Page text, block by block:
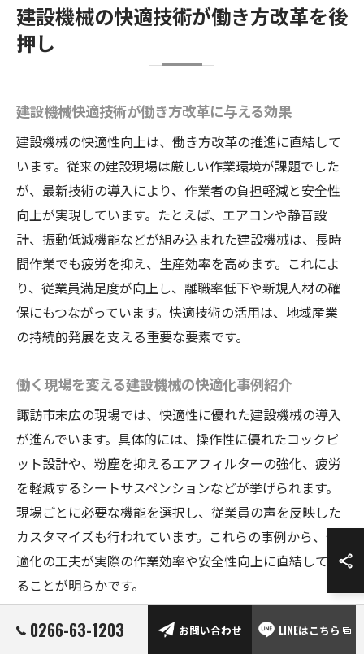
建設機械の快適技術が働き方改革を後
押し
建設機械快適技術が働き方改革に与える効果
建設機械の快適性向上は、働き方改革の推進に直結して
います。従来の建設現場は厳しい作業環境が課題でした
が、最新技術の導入により、作業者の負担軽減と安全性
向上が実現しています。たとえば、エアコンや静音設
計、振動低減機能などが組み込まれた建設機械は、長時
間作業でも疲労を抑え、生産効率を高めます。これによ
り、従業員満足度が向上し、離職率低下や新規人材の確
保にもつながっています。快適技術の活用は、地域産業
の持続的発展を支える重要な要素です。
働く現場を変える建設機械の快適化事例紹介
諏訪市末広の現場では、快適性に優れた建設機械の導入
が進んでいます。具体的には、操作性に優れたコックピ
ット設計や、粉塵を抑えるエアフィルターの強化、疲労
を軽減するシートサスペンションなどが挙げられます。
現場ごとに必要な機能を選択し、従業員の声を反映した
カスタマイズも行われています。これらの事例から、快
適化の工夫が実際の作業効率や安全性向上に直結してい
ることが明らかです。
建設機械の快適性が生産性向上を可能にする仕組み
0266-63-1203 お問い合わせ LINEはこちら